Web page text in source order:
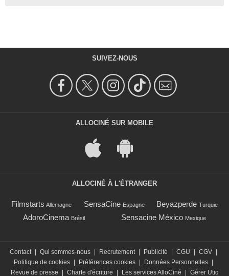
SUIVEZ-NOUS
ALLOCINÉ SUR MOBILE
ALLOCINÉ À L'ÉTRANGER
Filmstarts Allemagne SensaCine Espagne Beyazperde Turquie
AdoroCinema Brésil Sensacine México Mexique
Contact | Qui sommes-nous | Recrutement | Publicité | CGU | CGV |
Politique de cookies | Préférences cookies | Données Personnelles |
Revue de presse
| Charte d'écriture | Les services AlloCiné | Gérer Utiq